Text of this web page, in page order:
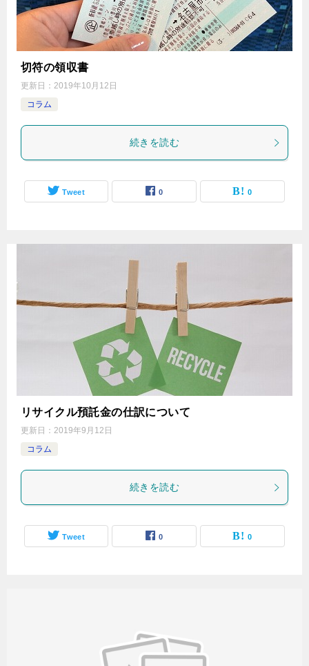
切符の領収書
更新日： 2019年10月12日
コラム
続きを読む
Tweet 0 0
リサイクル預託金の仕訳について
更新日： 2019年9月12日
コラム
続きを読む
Tweet 0 0